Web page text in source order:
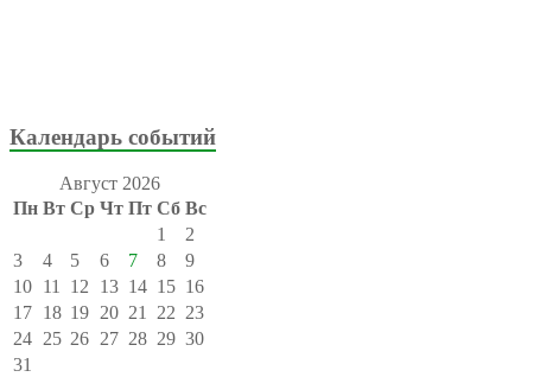
Календарь событий
Август 2026
Пн Вт Ср Чт Пт Сб Вс
1
2
3
4 5 6 7 8
9
10 11 12 13 14 15 16
17 18 19 20 21 22 23
24 25 26 27 28 29 30
31